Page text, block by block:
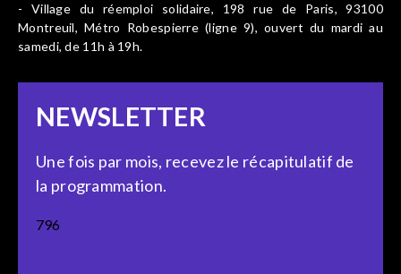
- Village du réemploi solidaire, 198 rue de Paris, 93100
Montreuil, Métro Robespierre (ligne 9), ouvert du mardi au
samedi, de 11h à 19h.
NEWSLETTER
Une fois par mois, recevez le récapitulatif de
la programmation.
796